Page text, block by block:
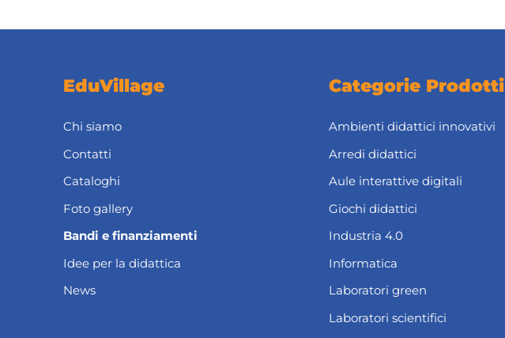
EduVillage
Chi siamo
Contatti
Cataloghi
Foto gallery
Bandi e finanziamenti
Idee per la didattica
News
Categorie Prodotti
Ambienti didattici innovativi
Arredi didattici
Aule interattive digitali
Giochi didattici
Industria 4.0
Informatica
Laboratori green
Laboratori scientifici